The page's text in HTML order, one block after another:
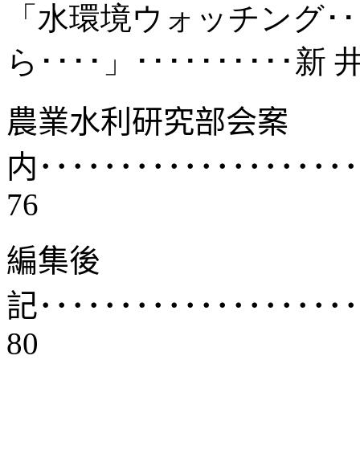
「水環境ウォッチング
ら････」･･････････新
農業水利研究部会案
内･･･････････････････
76
編集後
記･･･････････････････
80